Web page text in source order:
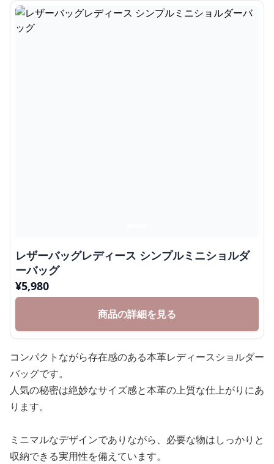
レザーバッグレディース シンプルミニショルダ
ーバッグ
¥5,980
商品の詳細を見る
コンパクトながら存在感のある本革レディースショルダー
バッグです。
人気の秘密は絶妙なサイズ感と本革の上質な仕上がりにあ
ります。
ミニマルなデザインでありながら、必要な物はしっかりと
収納できる実用性を備えています。